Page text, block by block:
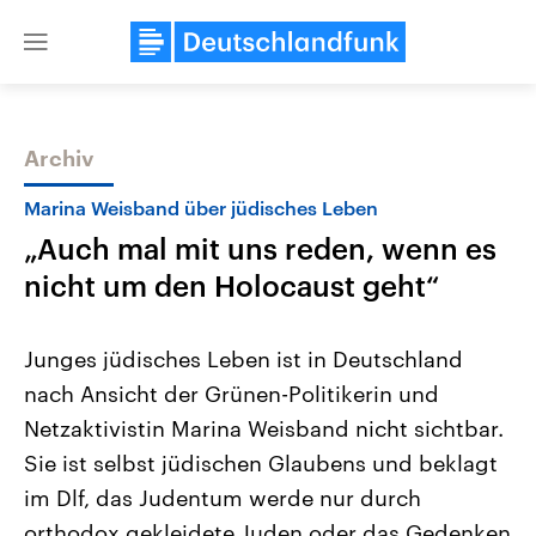
Close
Themen
Landtagswahl Sachsen-Anhalt
2026
Alle Informationen
Sachsen-Anhalt wählt am 6.
September 2026 einen neuen
Landtag. Seit 2021 wird das
Bundesland von einer Koalition aus
USA
Aktuelle Beiträge,
Hintergründe
Wirtschaftlich und
gehören die Vereinigten
den mächtigsten Ländern
mit großem Einfluss auf
Archiv
Marina Weisband über jüdisches Leben
„Auch mal mit uns reden, wenn es
nicht um den Holocaust geht“
Junges jüdisches Leben ist in Deutschland
nach Ansicht der Grünen-Politikerin und
Netzaktivistin Marina Weisband nicht sichtbar.
Sie ist selbst jüdischen Glaubens und beklagt
im Dlf, das Judentum werde nur durch